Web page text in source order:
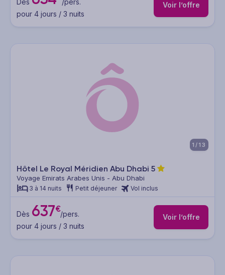
pour 4 jours / 3 nuits
Voir l’offre
1/13
Hôtel Le Royal Méridien Abu Dhabi 5
Voyage Emirats Arabes Unis - Abu Dhabi
3 à 14 nuits Petit déjeuner Vol inclus
Dès 637€/pers.
pour 4 jours / 3 nuits
Voir l’offre